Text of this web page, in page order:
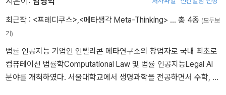
“ 아, 네..., 생각!”
이 책에서 소개하는 토성의 링 문제를 보자. 처음에는 단순하게 1차
생각이 작동한다. 이때 이미지사고법을 작동시키기 위해서는 반드시
한 번 생각을 멈춘 후 2차 생각을 작동시켜야 한다. 이것을 통해 1차
생각의 구조를 보면서 내가 무엇을 모르고 있는가와 왜 그렇게 생각
하는 가를 분명히 알 게 된다(몰론 토성 문제는 1차 생각으로 풀 수 있
최근작 : <프레디쿠스> <메타생각 Meta-Thinking> … 총 4종 (모두보
기)
법률 인공지능 기업인 인텔리콘 메타연구소의 창업자로 국내 최초로
컴퓨테이션 법률학Computational Law 및 법률 인공지능Legal AI
분야를 개척하였다. 서울대학교에서 생명과학을 전공하면서 수학, 물